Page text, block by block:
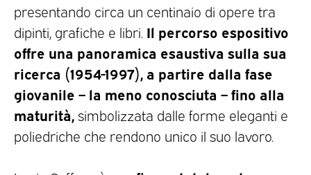
presentando circa un centinaio di opere tra
dipinti, grafiche e libri. Il percorso espositivo
offre una panoramica esaustiva sulla sua
ricerca (1954-1997), a partire dalla fase
giovanile – la meno conosciuta – fino alla
maturità, simbolizzata dalle forme eleganti e
poliedriche che rendono unico il suo lavoro.